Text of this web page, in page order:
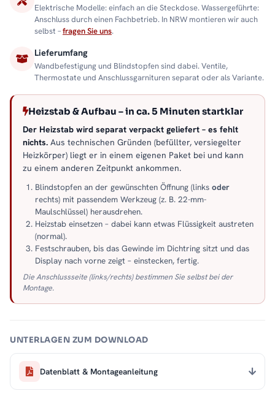
Elektrische Modelle: einfach an die Steckdose. Wassergeführte:
Anschluss durch einen Fachbetrieb. In NRW montieren wir auch
selbst –fragen Sie uns.
Lieferumfang
Wandbefestigung und Blindstopfen sind dabei. Ventile,
Thermostate und Anschlussgarnituren separat oder als Variante.
Heizstab & Aufbau – in ca. 5 Minuten startklar
Der Heizstab wird separat verpackt geliefert – es fehlt
nichts. Aus technischen Gründen (befüllter, versiegelter
Heizkörper) liegt er in einem eigenen Paket bei und kann
zu einem anderen Zeitpunkt ankommen.
Blindstopfen an der gewünschten Öffnung (links oder
rechts) mit passendem Werkzeug (z. B. 22-mm-
Maulschlüssel) herausdrehen.
Heizstab einsetzen – dabei kann etwas Flüssigkeit austreten
(normal).
Festschrauben, bis das Gewinde im Dichtring sitzt und das
Display nach vorne zeigt – einstecken, fertig.
Die Anschlussseite (links/rechts) bestimmen Sie selbst bei der
Montage.
UNTERLAGEN ZUM DOWNLOAD
Datenblatt & Montageanleitung